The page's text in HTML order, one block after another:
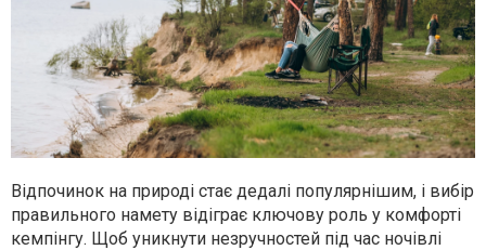
Відпочинок на природі стає дедалі популярнішим, і вибір
правильного намету відіграє ключову роль у комфорті
кемпінгу. Щоб уникнути незручностей під час ночівлі